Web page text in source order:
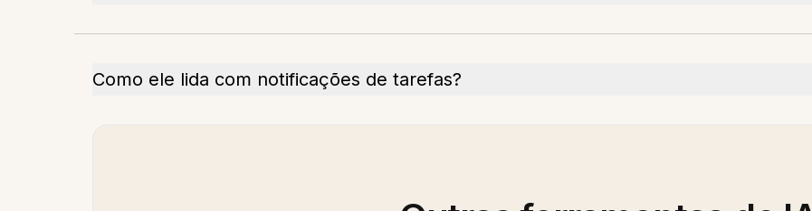
Como ele lida com notificações de tarefas?